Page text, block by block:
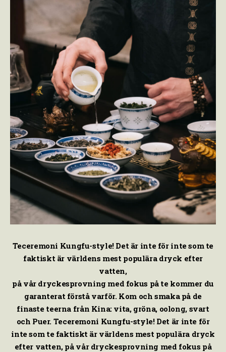
Teceremoni Kungfu-style! Det är inte för inte som te
faktiskt är världens mest populära dryck efter
vatten,
på vår dryckesprovning med fokus på te kommer du
garanterat förstå varför. Kom och smaka på de
finaste teerna från Kina: vita, gröna, oolong, svart
och Puer. Teceremoni Kungfu-style! Det är inte för
inte som te faktiskt är världens mest populära dryck
efter vatten, på vår dryckesprovning med fokus på